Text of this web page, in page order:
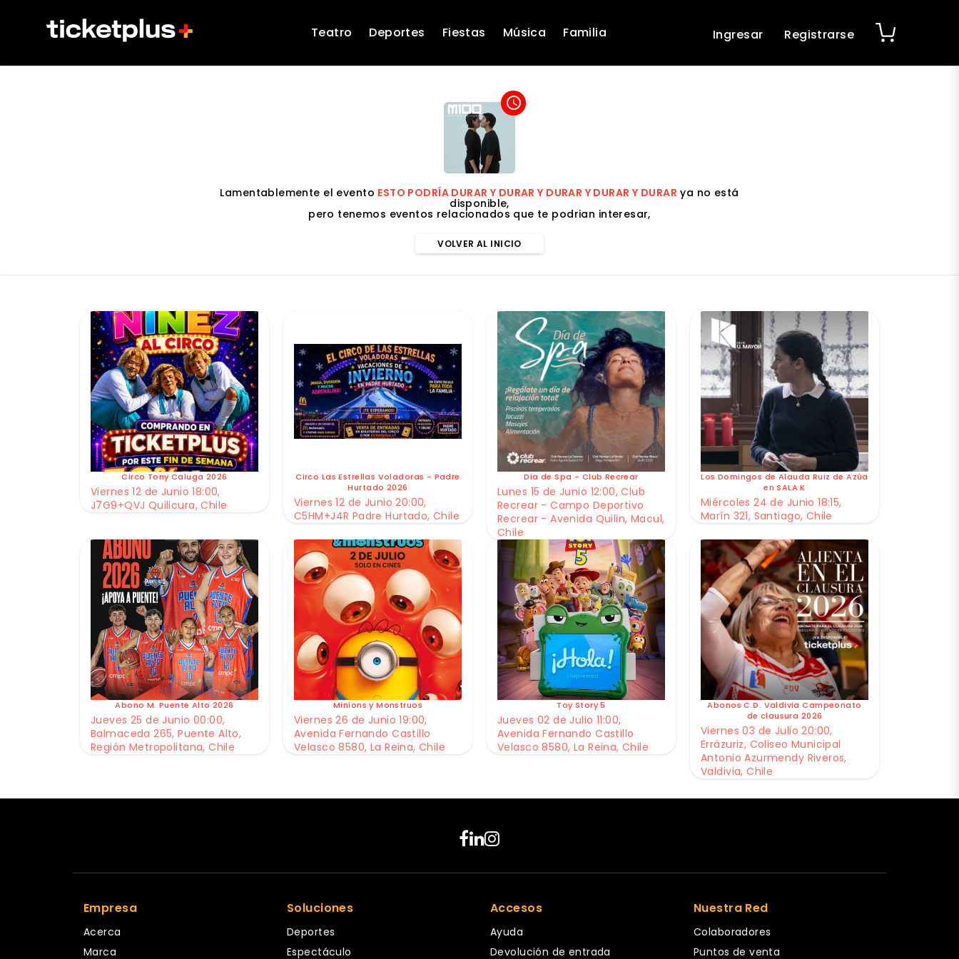
Teatro Deportes Fiestas Música Familia Ingresar Registrarse
access_time
Lamentablemente el evento ESTO PODRÍA DURAR Y DURAR Y DURAR Y DURAR Y DURAR ya no está
disponible,
pero tenemos eventos relacionados que te podrian interesar,
VOLVER AL INICIO
Circo Tony Caluga 2026
Viernes 12 de Junio 18:00,
J7G9+QVJ Quilicura, Chile
Circo Las Estrellas Voladoras - Padre
Hurtado 2026
Viernes 12 de Junio 20:00,
C5HM+J4R Padre Hurtado, Chile
Dia de Spa - Club Recrear
Lunes 15 de Junio 12:00, Club
Recrear - Campo Deportivo
Recrear - Avenida Quilin, Macul,
Chile
Los Domingos de Alauda Ruiz de Azúa
en SALA K
Miércoles 24 de Junio 18:15,
Marín 321, Santiago, Chile
Abono M. Puente Alto 2026
Jueves 25 de Junio 00:00,
Balmaceda 265, Puente Alto,
Región Metropolitana, Chile
Minions y Monstruos
Viernes 26 de Junio 19:00,
Avenida Fernando Castillo
Velasco 8580, La Reina, Chile
Toy Story 5
Jueves 02 de Julio 11:00,
Avenida Fernando Castillo
Velasco 8580, La Reina, Chile
Abonos C.D. Valdivia Campeonato
de clausura 2026
Viernes 03 de Julio 20:00,
Errázuriz, Coliseo Municipal
Antonio Azurmendy Riveros,
Valdivia, Chile
Empresa
Acerca
Marca
Soluciones
Deportes
Espectáculo
Accesos
Ayuda
Devolución de entrada
Nuestra Red
Colaboradores
Puntos de venta